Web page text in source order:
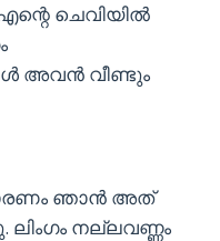
ചെവിയിൽ
അവൻ വീണ്ടും
ഞാൻ അത്
നല്ലവണ്ണം